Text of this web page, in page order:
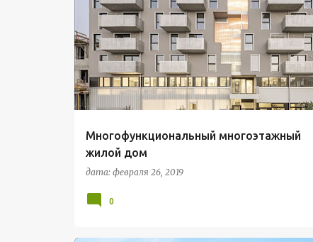
Многофункциональный многоэтажный
жилой дом
дата: февраля 26, 2019
МНОГОЭТАЖНЫЙ ЖИЛОЙ ДОМ
0